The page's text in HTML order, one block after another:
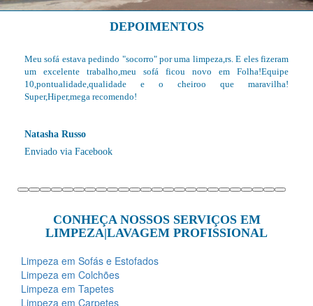
DEPOIMENTOS
Meu sofá estava pedindo "socorro" por uma limpeza,rs. E eles fizeram
um excelente trabalho,meu sofá ficou novo em Folha!Equipe
10,pontualidade,qualidade e o cheiroo que maravilha!
Super,Hiper,mega recomendo!
Natasha Russo
Enviado via Facebook
CONHEÇA NOSSOS SERVIÇOS EM
LIMPEZA|LAVAGEM PROFISSIONAL
Limpeza em Sofás e Estofados
Limpeza em Colchões
Limpeza em Tapetes
Limpeza em Carpetes